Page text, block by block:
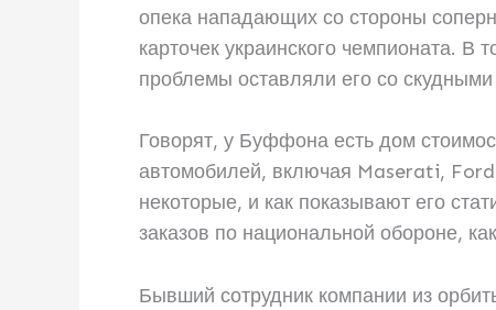
опека нападающих со стороны
карточек украинского чемпионата.
проблемы оставляли его со
Говорят, у Буффона есть дом
автомобилей, включая Maserati,
некоторые, и как показывают его
заказов по национальной обороне,
Бывший сотрудник компании из